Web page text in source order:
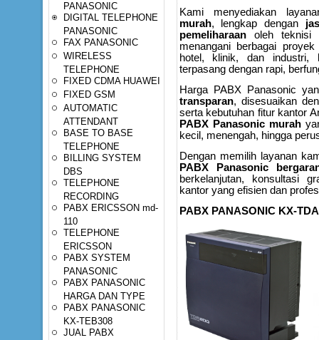
PANASONIC
DIGITAL TELEPHONE
PANASONIC
FAX PANASONIC
WIRELESS
TELEPHONE
FIXED CDMA HUAWEI
FIXED GSM
AUTOMATIC
ATTENDANT
BASE TO BASE
TELEPHONE
BILLING SYSTEM
DBS
TELEPHONE
RECORDING
PABX ERICSSON md-
110
TELEPHONE
ERICSSON
PABX SYSTEM
PANASONIC
PABX PANASONIC
HARGA DAN TYPE
PABX PANASONIC
KX-TEB308
JUAL PABX
Kami menyediakan
murah, lengkap dengan
pemeliharaanoleh teknisi
menangani berbagai
hotel, klinik, dan industri,
terpasang dengan rapi,
Harga PABX Panasonic
transparan, disesuaikan
serta kebutuhan fitur kantor
PABX Panasonic murah
kecil, menengah, hingga
Dengan memilih layanan
PABX Panasonic
berkelanjutan, konsultasi
kantor yang efisien dan
PABX PANASONIC KX-